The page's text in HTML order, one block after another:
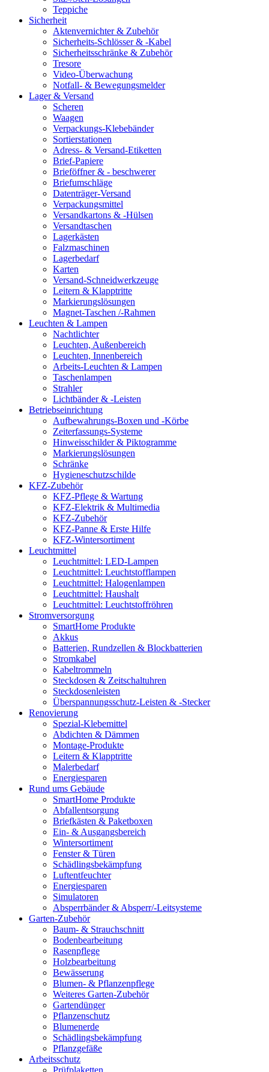
Teppiche
Sicherheit
Aktenvernichter & Zubehör
Sicherheits-Schlösser & -Kabel
Sicherheitsschränke & Zubehör
Tresore
Video-Überwachung
Notfall- & Bewegungsmelder
Lager & Versand
Scheren
Waagen
Verpackungs-Klebebänder
Sortierstationen
Adress- & Versand-Etiketten
Brief-Papiere
Brieföffner & - beschwerer
Briefumschläge
Datenträger-Versand
Verpackungsmittel
Versandkartons & -Hülsen
Versandtaschen
Lagerkästen
Falzmaschinen
Lagerbedarf
Karten
Versand-Schneidwerkzeuge
Leitern & Klapptritte
Markierungslösungen
Magnet-Taschen /-Rahmen
Leuchten & Lampen
Nachtlichter
Leuchten, Außenbereich
Leuchten, Innenbereich
Arbeits-Leuchten & Lampen
Taschenlampen
Strahler
Lichtbänder & -Leisten
Betriebseinrichtung
Aufbewahrungs-Boxen und -Körbe
Zeiterfassungs-Systeme
Hinweisschilder & Piktogramme
Markierungslösungen
Schränke
Hygieneschutzschilde
KFZ-Zubehör
KFZ-Pflege & Wartung
KFZ-Elektrik & Multimedia
KFZ-Zubehör
KFZ-Panne & Erste Hilfe
KFZ-Wintersortiment
Leuchtmittel
Leuchtmittel: LED-Lampen
Leuchtmittel: Leuchtstofflampen
Leuchtmittel: Halogenlampen
Leuchtmittel: Haushalt
Leuchtmittel: Leuchtstoffröhren
Stromversorgung
SmartHome Produkte
Akkus
Batterien, Rundzellen & Blockbatterien
Stromkabel
Kabeltrommeln
Steckdosen & Zeitschaltuhren
Steckdosenleisten
Überspannungsschutz-Leisten & -Stecker
Renovierung
Spezial-Klebemittel
Abdichten & Dämmen
Montage-Produkte
Leitern & Klapptritte
Malerbedarf
Energiesparen
Rund ums Gebäude
SmartHome Produkte
Abfallentsorgung
Briefkästen & Paketboxen
Ein- & Ausgangsbereich
Wintersortiment
Fenster & Türen
Schädlingsbekämpfung
Luftentfeuchter
Energiesparen
Simulatoren
Absperrbänder & Absperr/-Leitsysteme
Garten-Zubehör
Baum- & Strauchschnitt
Bodenbearbeitung
Rasenpflege
Holzbearbeitung
Bewässerung
Blumen- & Pflanzenpflege
Weiteres Garten-Zubehör
Gartendünger
Pflanzenschutz
Blumenerde
Schädlingsbekämpfung
Pflanzgefäße
Arbeitsschutz
Prüfplaketten